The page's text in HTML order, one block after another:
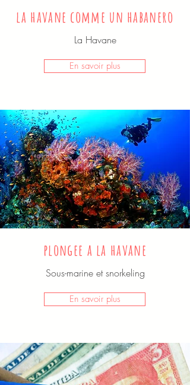
la havane comme un habanero
La Havane
En savoir plus
plongee a la havane
Sous-marine et snorkeling
En savoir plus